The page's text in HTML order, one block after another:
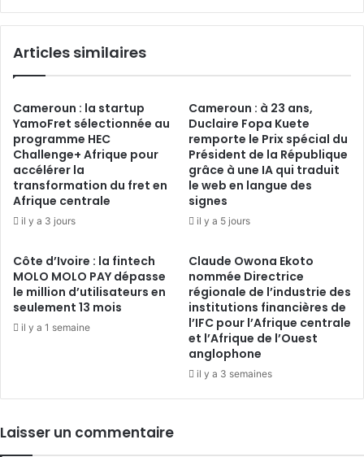
Articles similaires
Cameroun : la startup
YamoFret sélectionnée au
programme HEC
Challenge+ Afrique pour
accélérer la
transformation du fret en
Afrique centrale
il y a 3 jours
Cameroun : à 23 ans,
Duclaire Fopa Kuete
remporte le Prix spécial du
Président de la République
grâce à une IA qui traduit
le web en langue des
signes
il y a 5 jours
Côte d’Ivoire : la fintech
MOLO MOLO PAY dépasse
le million d’utilisateurs en
seulement 13 mois
il y a 1 semaine
Claude Owona Ekoto
nommée Directrice
régionale de l’industrie des
institutions financières de
l’IFC pour l’Afrique centrale
et l’Afrique de l’Ouest
anglophone
il y a 3 semaines
Laisser un commentaire